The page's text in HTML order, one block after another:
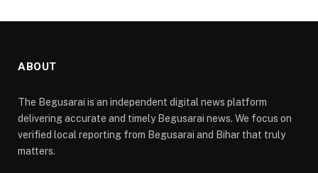
ABOUT
The Begusarai is an independent digital news platform
delivering accurate and timely Begusarai news. We focus on
verified local reporting from Begusarai and Bihar that truly
matters.